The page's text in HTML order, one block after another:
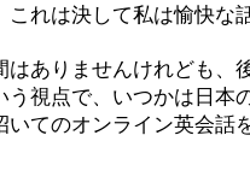
これは決して私は愉快な
ありませんけれども、
う視点で、いつかは日本
いてのオンライン英会話